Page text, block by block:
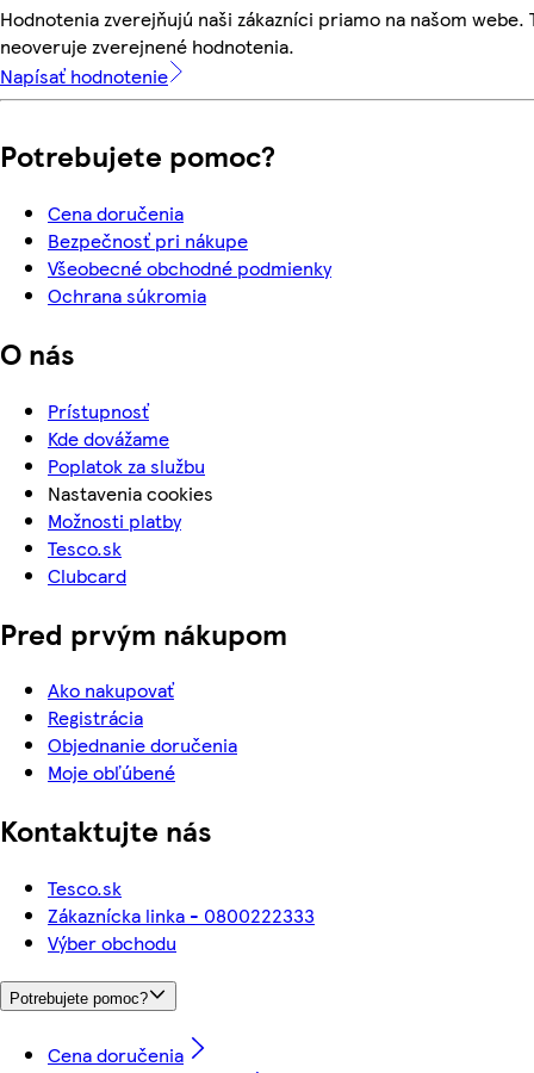
Hodnotenia zverejňujú naši zákazníci priamo na našom webe.
neoveruje zverejnené hodnotenia.
Napísať hodnotenie
Potrebujete pomoc?
Cena doručenia
Bezpečnosť pri nákupe
Všeobecné obchodné podmienky
Ochrana súkromia
O nás
Prístupnosť
Kde dovážame
Poplatok za službu
Nastavenia cookies
Možnosti platby
Tesco.sk
Clubcard
Pred prvým nákupom
Ako nakupovať
Registrácia
Objednanie doručenia
Moje obľúbené
Kontaktujte nás
Tesco.sk
Zákaznícka linka - 0800222333
Výber obchodu
Potrebujete pomoc?
Cena doručenia